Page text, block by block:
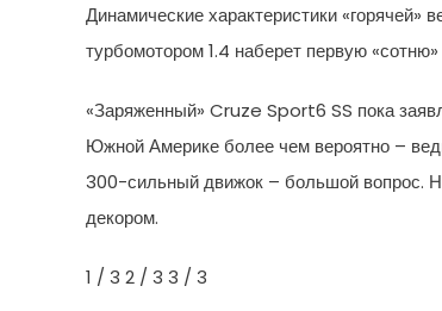
Динамические характеристики
турбомотором 1.4 наберет первую
«Заряженный» Cruze Sport6 SS пока
Южной Америке более чем вероятно –
300-сильный движок – большой вопрос.
декором.
1 / 3 2 / 3 3 / 3